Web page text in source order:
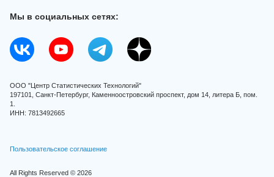
Мы в социальных сетях:
ООО "Центр Статистических Технологий"
197101, Санкт-Петербург, Каменноостровский проспект, дом 14, литера Б, пом.
1.
ИНН: 7813492665
Пользовательское соглашение
All Rights Reserved © 2026